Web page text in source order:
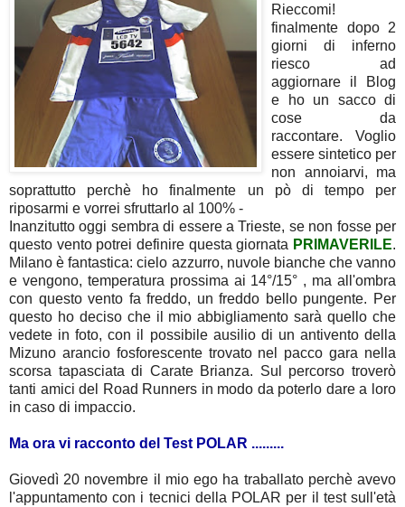
Rieccomi!
finalmente dopo 2
giorni di inferno
riesco ad
aggiornare il Blog
e ho un sacco di
cose da
raccontare. Voglio
essere sintetico per
non annoiarvi, ma
soprattutto perchè ho finalmente un pò di tempo per
riposarmi e vorrei sfruttarlo al 100% -
Inanzitutto oggi sembra di essere a Trieste, se non fosse per
questo vento potrei definire questa giornata PRIMAVERILE.
Milano è fantastica: cielo azzurro, nuvole bianche che vanno
e vengono, temperatura prossima ai 14°/15° , ma all'ombra
con questo vento fa freddo, un freddo bello pungente. Per
questo ho deciso che il mio abbigliamento sarà quello che
vedete in foto, con il possibile ausilio di un antivento della
Mizuno arancio fosforescente trovato nel pacco gara nella
scorsa tapasciata di Carate Brianza. Sul percorso troverò
tanti amici del Road Runners in modo da poterlo dare a loro
in caso di impaccio.
Ma ora vi racconto del Test POLAR .........
Giovedì 20 novembre il mio ego ha traballato perchè avevo
l'appuntamento con i tecnici della POLAR per il test sull'età